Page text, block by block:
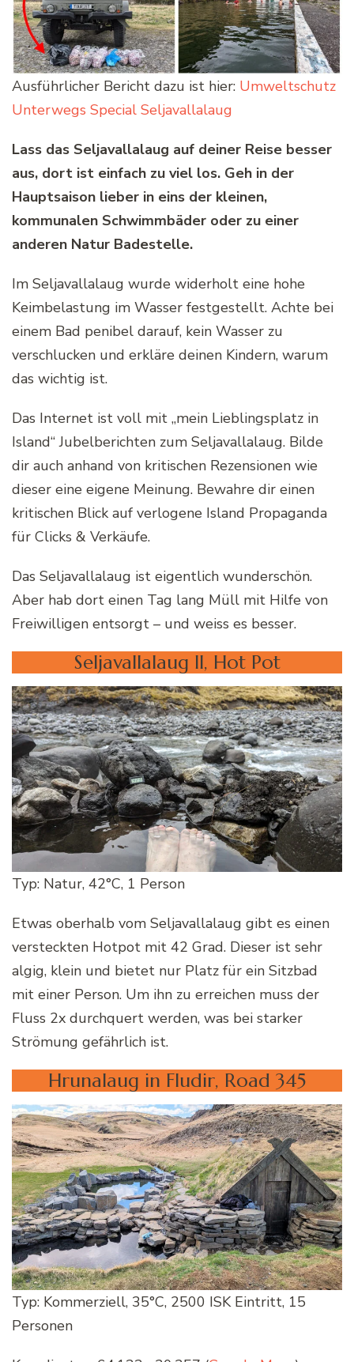
Ausführlicher Bericht dazu ist hier: Umweltschutz
Unterwegs Special Seljavallalaug
Lass das Seljavallalaug auf deiner Reise besser
aus, dort ist einfach zu viel los. Geh in der
Hauptsaison lieber in eins der kleinen,
kommunalen Schwimmbäder oder zu einer
anderen Natur Badestelle.
Im Seljavallalaug wurde widerholt eine hohe
Keimbelastung im Wasser festgestellt. Achte bei
einem Bad penibel darauf, kein Wasser zu
verschlucken und erkläre deinen Kindern, warum
das wichtig ist.
Das Internet ist voll mit „mein Lieblingsplatz in
Island“ Jubelberichten zum Seljavallalaug. Bilde
dir auch anhand von kritischen Rezensionen wie
dieser eine eigene Meinung. Bewahre dir einen
kritischen Blick auf verlogene Island Propaganda
für Clicks & Verkäufe.
Das Seljavallalaug ist eigentlich wunderschön.
Aber hab dort einen Tag lang Müll mit Hilfe von
Freiwilligen entsorgt – und weiss es besser.
Seljavallalaug II, Hot Pot
Typ: Natur, 42°C, 1 Person
Etwas oberhalb vom Seljavallalaug gibt es einen
versteckten Hotpot mit 42 Grad. Dieser ist sehr
algig, klein und bietet nur Platz für ein Sitzbad
mit einer Person. Um ihn zu erreichen muss der
Fluss 2x durchquert werden, was bei starker
Strömung gefährlich ist.
Hrunalaug in Fludir, Road 345
Typ: Kommerziell, 35°C, 2500 ISK Eintritt, 15
Personen